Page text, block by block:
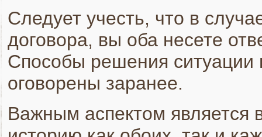
Следует учесть, что в
договора, вы оба несете
Способы решения
оговорены заранее.
Важным аспектом является